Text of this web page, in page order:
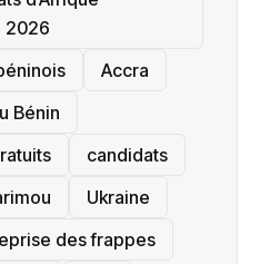
2026
Accra
Bénin
candidats
Ukraine
des frappes